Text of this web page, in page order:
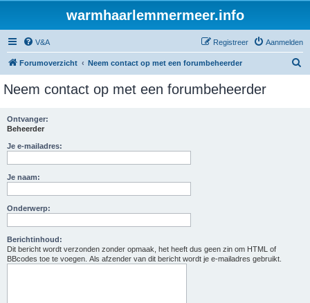
warmhaarlemmermeer.info
V&A Aanmelden
Registreer
Forumoverzicht Neem contact op met een forumbeheerder
Neem contact op met een forumbeheerder
Ontvanger:
Beheerder
Je e-mailadres:
Je naam:
Onderwerp:
Berichtinhoud:
Dit bericht wordt verzonden zonder opmaak, het heeft dus geen zin om HTML of
BBcodes toe te voegen. Als afzender van dit bericht wordt je e-mailadres gebruikt.